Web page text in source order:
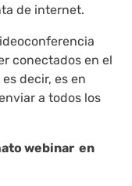
de internet.
conectados en el
decir, es en
a todos los
webinar en